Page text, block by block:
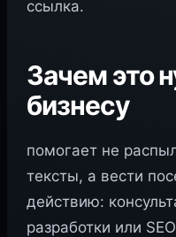
ссылка.
Зачем это
бизнесу
помогает не
тексты, а вести
действию:
разработки или